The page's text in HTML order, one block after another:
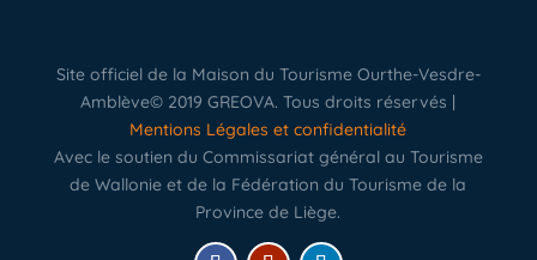
Site officiel de la Maison du Tourisme Ourthe-Vesdre-
Amblève© 2019 GREOVA. Tous droits réservés |
Mentions Légales et confidentialité
Avec le soutien du Commissariat général au Tourisme
de Wallonie et de la Fédération du Tourisme de la
Province de Liège.